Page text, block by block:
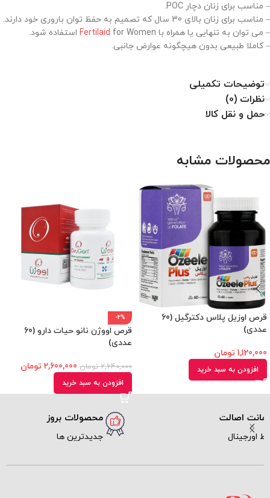
– مناسب برای زنان دچار POC.
– مناسب برای زنان بالای 30 سال که تصمیم به حفظ توان باروری خود دارند.
– می توان به تنهایی یا همراه با
Fertilaid for Women استفاده شود.
– کاملا طبیعی بدون هیچگونه عوارض جانبی.
توضیحات تکمیلی
نظرات (0)
حمل و نقل کالا
محصولات مشابه
قرص اوزیل پلاس دکترگیل (60
عددی)
1,120,000 تومان
افزودن به سبد خرید
-2%
قرص اووژن نانو حیات دارو (60
عددی)
2,640,000 تومان 2,600,000 تومان
افزودن به سبد خرید
محصولات بروز
جدیدترین ها
ارسال سریع
پیک و پست